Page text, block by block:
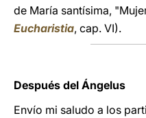
de María santísima,
Eucharistia, cap. VI).
Después del Ángelus
Envío mi saludo a los